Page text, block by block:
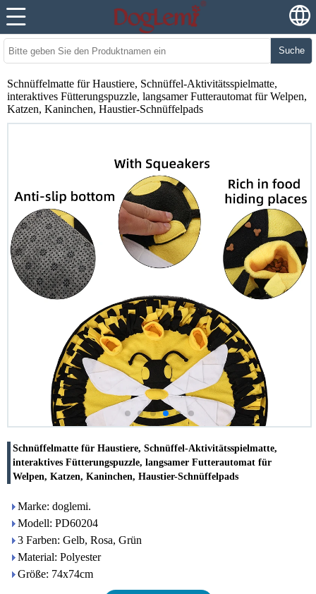
Suche
Schnüffelmatte für Haustiere, Schnüffel-Aktivitätsspielmatte,
interaktives Fütterungspuzzle, langsamer Futterautomat für Welpen,
Katzen, Kaninchen, Haustier-Schnüffelpads
Schnüffelmatte für Haustiere, Schnüffel-Aktivitätsspielmatte,
interaktives Fütterungspuzzle, langsamer Futterautomat für
Welpen, Katzen, Kaninchen, Haustier-Schnüffelpads
Marke: doglemi.
Modell: PD60204
3 Farben: Gelb, Rosa, Grün
Material: Polyester
Größe: 74x74cm